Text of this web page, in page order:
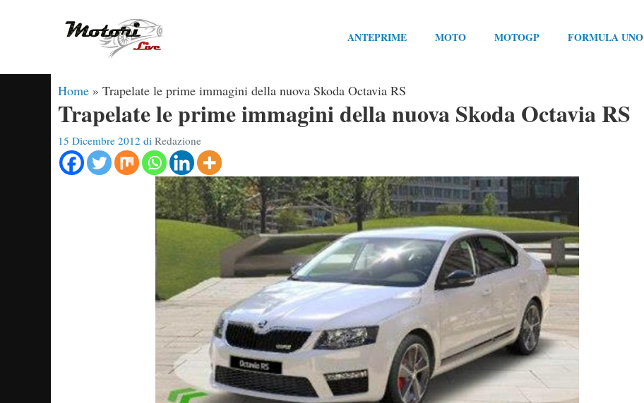
ANTEPRIME MOTO MOTOGP FORMULA UNO
Home » Trapelate le prime immagini della nuova Skoda Octavia RS
Trapelate le prime immagini della nuova Skoda Octavia RS
15 Dicembre 2012 di Redazione